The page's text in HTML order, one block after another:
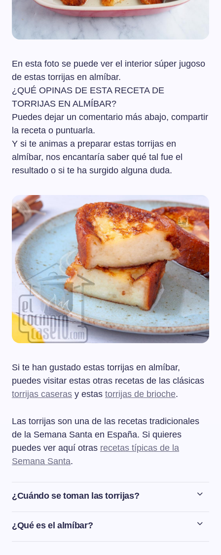
En esta foto se puede ver el interior súper jugoso
de estas torrijas en almíbar.
¿QUÉ OPINAS DE ESTA RECETA DE
TORRIJAS EN ALMÍBAR?
Puedes dejar un comentario más abajo, compartir
la receta o puntuarla.
Y si te animas a preparar estas torrijas en
almíbar, nos encantaría saber qué tal fue el
resultado o si te ha surgido alguna duda.
Si te han gustado estas torrijas en almíbar,
puedes visitar estas otras recetas de las clásicas
torrijas caseras y estas torrijas de brioche.
Las torrijas son una de las recetas tradicionales
de la Semana Santa en España. Si quieres
puedes ver aquí otras recetas típicas de la
Semana Santa.
¿Cuándo se toman las torrijas?
Las torrijas se toman tradicionalmente en España
durante la Semana Santa.
¿Qué es el almíbar?
El almíbar no es más que azúcar disuelto en agua que